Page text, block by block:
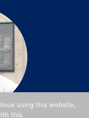
using this website,
this.